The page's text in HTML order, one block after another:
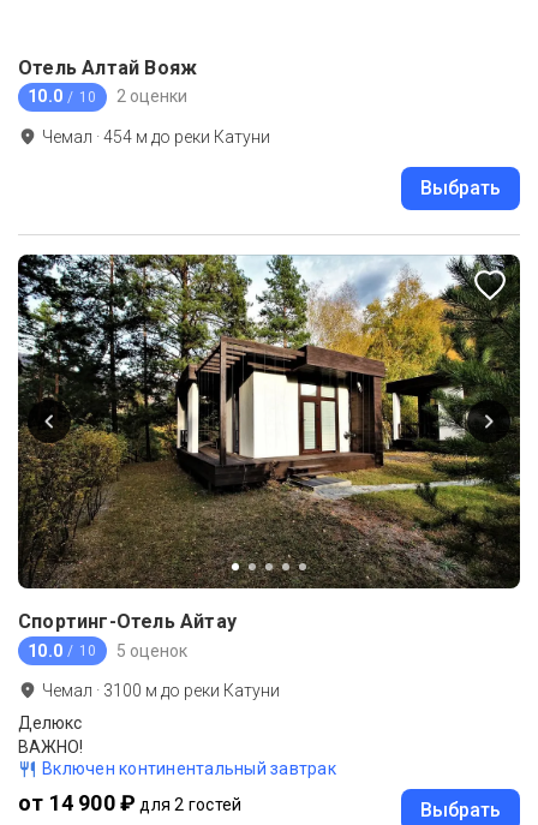
Отель Алтай Вояж
10.0 / 10 2 оценки
Чемал ·454 м до реки Катуни
Выбрать
Спортинг-Отель Айтау
10.0 / 10 5 оценок
Чемал · 3100 м до реки Катуни
Делюкс
ВАЖНО!
Включен континентальный завтрак
от 14 900 ₽ для 2 гостей Выбрать